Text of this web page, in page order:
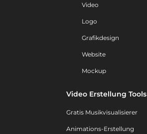
Video
Logo
Grafikdesign
Website
Mockup
Video Erstellung Tools
Gratis Musikvisualisierer
Animations-Erstellung